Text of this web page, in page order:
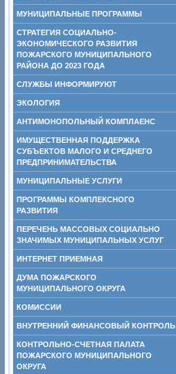
МУНИЦИПАЛЬНЫЕ ПРОГРАММЫ
СТРАТЕГИЯ СОЦИАЛЬНО-
ЭКОНОМИЧЕСКОГО РАЗВИТИЯ
ПОЖАРСКОГО МУНИЦИПАЛЬНОГО
РАЙОНА ДО 2023 ГОДА
СЛУЖБЫ ИНФОРМИРУЮТ
ЭКОЛОГИЯ
АНТИМОНОПОЛЬНЫЙ КОМПЛАЕНС
ИМУЩЕСТВЕННАЯ ПОДДЕРЖКА
СУБЪЕКТОВ МАЛОГО И СРЕДНЕГО
ПРЕДПРИНИМАТЕЛЬСТВА
МУНИЦИПАЛЬНЫЕ УСЛУГИ
ПРОГРАММЫ КОМПЛЕКСНОГО
РАЗВИТИЯ
ПЕРЕЧЕНЬ МАССОВЫХ СОЦИАЛЬНО
ЗНАЧИМЫХ МУНИЦИПАЛЬНЫХ УСЛУГ
ИНТЕРНЕТ ПРИЕМНАЯ
ДУМА ПОЖАРСКОГО
МУНИЦИПАЛЬНОГО ОКРУГА
КОМИССИИ
ВНУТРЕННИЙ ФИНАНСОВЫЙ КОНТРОЛЬ
КОНТРОЛЬНО-СЧЕТНАЯ ПАЛАТА
ПОЖАРСКОГО МУНИЦИПАЛЬНОГО
ОКРУГА